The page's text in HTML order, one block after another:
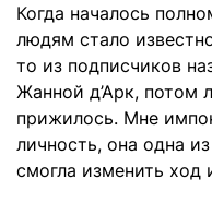
Когда началось
людям стало
то из подписчиков
Жанной д’Арк, потом
прижилось. Мне
личность, она одна
смогла изменить ход